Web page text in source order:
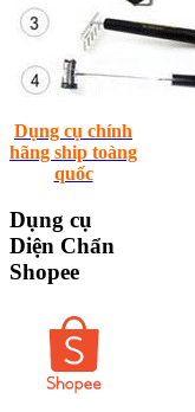
Dụng cụ chính
hãng ship toàng
quốc
Dụng cụ
Diện Chẩn
Shopee